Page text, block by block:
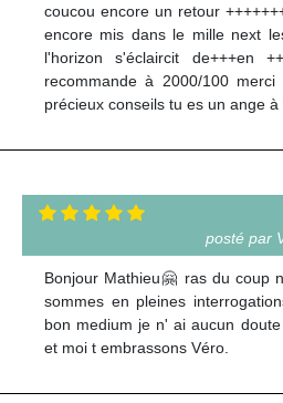
coucou encore un retour
encore mis dans le mille next
l'horizon s'éclaircit de+++en
recommande à 2000/100
précieux conseils tu es un ange à
posté par
Bonjour Mathieu🤗 ras du coup
sommes en pleines
bon medium je n' ai aucun
et moi t embrassons Véro.